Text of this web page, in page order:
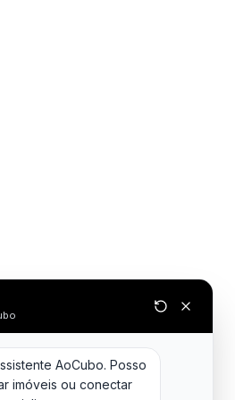
AoCubo. Posso
imóveis ou conectar